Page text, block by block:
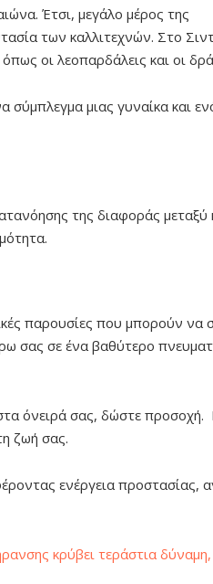
Έτσι, μεγάλο μέρος της
των καλλιτεχνών. Στο
οι λεοπαρδάλεις και οι
σύμπλεγμα μιας γυναίκα και
της διαφοράς μεταξύ
παρουσίες που μπορούν να
σας σε ένα βαθύτερο
όνειρά σας, δώστε προσοχή.
ζωή σας.
ενέργεια προστασίας,
κρύβει τεράστια δύναμη,